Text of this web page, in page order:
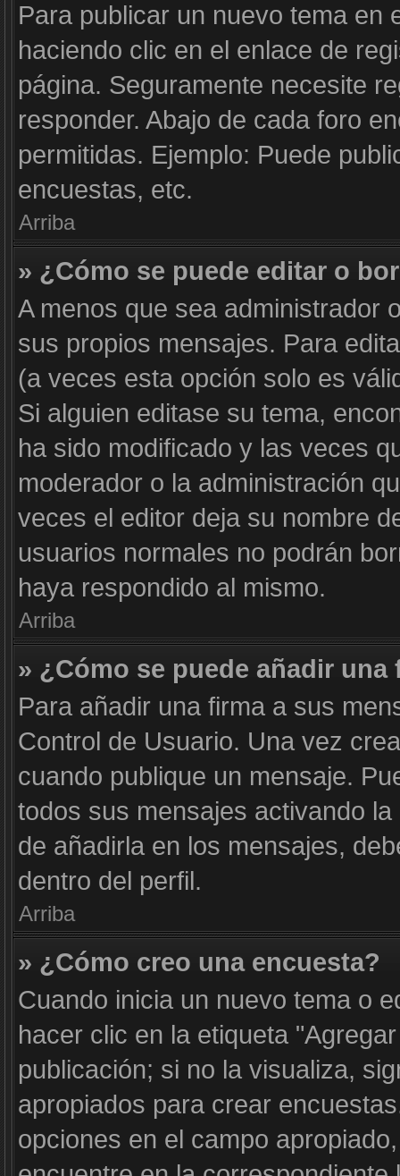
Para publicar un nuevo tema en
haciendo clic en el enlace de
página. Seguramente necesite
responder. Abajo de cada foro
permitidas. Ejemplo: Puede
encuestas, etc.
Arriba
» ¿Cómo se puede editar o
A menos que sea administrador
sus propios mensajes. Para
(a veces esta opción solo es
Si alguien editase su tema,
ha sido modificado y las veces
moderador o la administración
veces el editor deja su nombre
usuarios normales no podrán
haya respondido al mismo.
Arriba
» ¿Cómo se puede añadir una
Para añadir una firma a sus
Control de Usuario. Una vez
cuando publique un mensaje.
todos sus mensajes activando
de añadirla en los mensajes,
dentro del perfil.
Arriba
» ¿Cómo creo una encuesta?
Cuando inicia un nuevo tema o
hacer clic en la etiqueta
publicación; si no la visualiza,
apropiados para crear
opciones en el campo